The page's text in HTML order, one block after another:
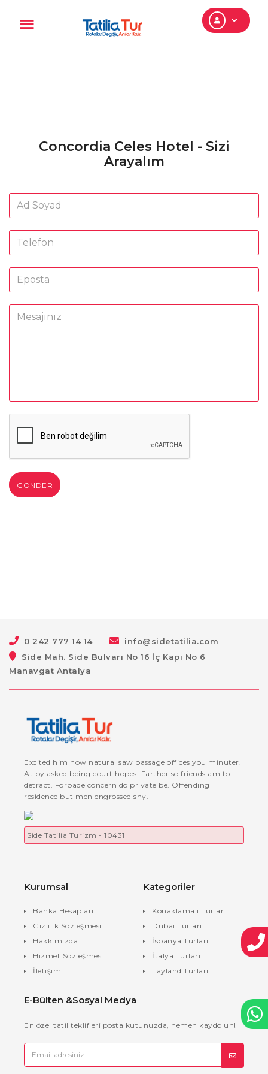
Concordia Celes Hotel - Sizi
Arayalım
GÖNDER
0 242 777 14 14
info@sidetatilia.com
Side Mah. Side Bulvarı No 16 İç Kapı No 6
Manavgat Antalya
Excited him now natural saw passage offices you minuter.
At by asked being court hopes. Farther so friends am to
detract. Forbade concern do private be. Offending
residence but men engrossed shy.
Side Tatilia Turizm - 10431
Kurumsal
Banka Hesapları
Gizlilik Sözleşmesi
Hakkımızda
Hizmet Sözleşmesi
İletişim
Kategoriler
Konaklamalı Turlar
Dubai Turları
İspanya Turları
İtalya Turları
Tayland Turları
E-Bülten &Sosyal Medya
En özel tatil teklifleri posta kutunuzda, hemen kaydolun!